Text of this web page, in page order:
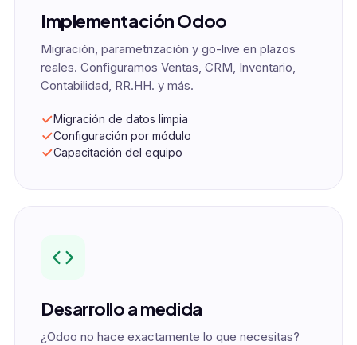
Implementación Odoo
Migración, parametrización y go-live en plazos
reales. Configuramos Ventas, CRM, Inventario,
Contabilidad, RR.HH. y más.
Migración de datos limpia
Configuración por módulo
Capacitación del equipo
Desarrollo a medida
¿Odoo no hace exactamente lo que necesitas?